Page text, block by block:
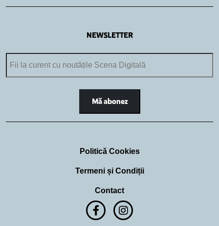
NEWSLETTER
Politică Cookies
Termeni și Condiții
Contact